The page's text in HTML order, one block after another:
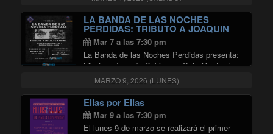
proyecto musical presenta su propuesta en 3
escenas. Este espectáculo promete ser
inolvidable …Continuar leyendo"CRISTOBAL
LA BANDA DE LAS NOCHES
PERDIDAS: TRIBUTO A JOAQUIN
SABINA
Mar 7 a las 7:30 pm
La Banda de las Noches Perdidas presenta:
tributo a Joaquín Sabina en Sala Master Los
fanáticos de Joaquín Sabina tienen una cita
imperdible. La Banda de las Noches
Perdidas, banda tributo al legendario
cantautor español, …
MARZO 9, 2026 (LUNES)
Ellas por Ellas
Mar 9 a las 7:30 pm
El lunes 9 de marzo se realizará el primer